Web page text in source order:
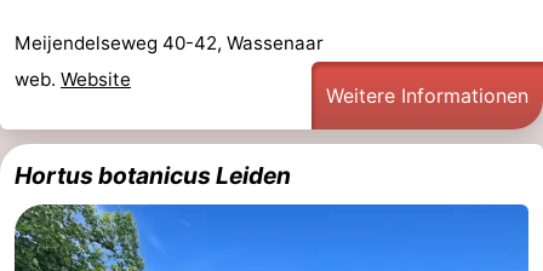
Meijendelseweg 40-42, Wassenaar
web. Website
Weitere Informationen
Hortus botanicus Leiden